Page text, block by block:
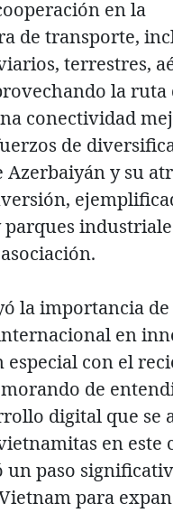
en la
de transporte,
terrestres,
la ruta
conectividad
de
Azerbaiyán y su
parques
la importancia
en
especial con el
de
digital que se
en este
un paso
para